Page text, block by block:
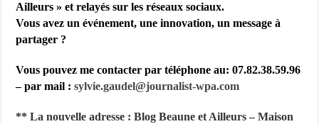
Ailleurs » et relayés sur les réseaux sociaux.
Vous avez un événement, une innovation, un message à
partager ?
Vous pouvez me contacter par téléphone au: 07.82.38.59.96
– par mail :sylvie.gaudel@journalist-wpa.com
** La nouvelle adresse : Blog Beaune et Ailleurs – Maison